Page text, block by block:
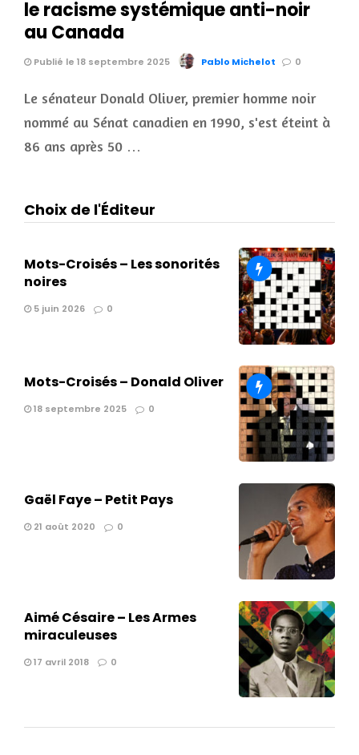
le racisme systémique anti-noir
au Canada
Publié le 18 septembre 2025 Pablo Michelot 0
Le sénateur Donald Oliver, premier homme noir
nommé au Sénat canadien en 1990, s'est éteint à
86 ans après 50 …
Choix de l'Éditeur
Mots-Croisés – Les sonorités
noires
5 juin 2026 0
Mots-Croisés – Donald Oliver
18 septembre 2025 0
Gaël Faye – Petit Pays
21 août 2020 0
Aimé Césaire – Les Armes
miraculeuses
17 avril 2018 0